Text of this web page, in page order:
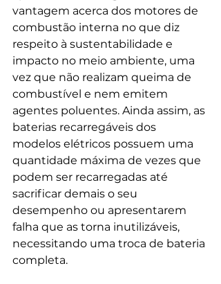
vantagem acerca dos motores de
combustão interna no que diz
respeito à sustentabilidade e
impacto no meio ambiente, uma
vez que não realizam queima de
combustível e nem emitem
agentes poluentes. Ainda assim, as
baterias recarregáveis dos
modelos elétricos possuem uma
quantidade máxima de vezes que
podem ser recarregadas até
sacrificar demais o seu
desempenho ou apresentarem
falha que as torna inutilizáveis,
necessitando uma troca de bateria
completa.